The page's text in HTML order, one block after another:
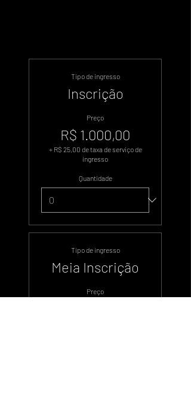
Tipo de ingresso
Inscrição
Preço
R$ 1.000,00
+ R$ 25,00 de taxa de serviço de
ingresso
Quantidade
Tipo de ingresso
Meia Inscrição
Preço